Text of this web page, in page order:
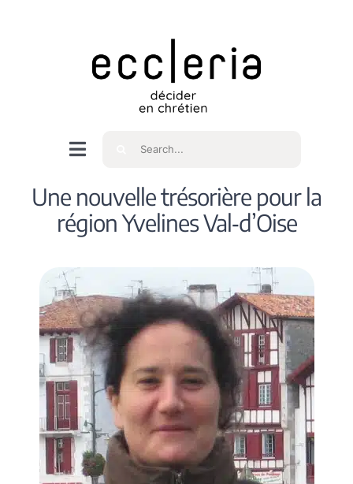
Navigation
bascule
Accueil
Intéressés
Spiritualité
Membres
L’actu
Rechercher
Une nouvelle trésorière pour la
région Yvelines Val‑d’Oise